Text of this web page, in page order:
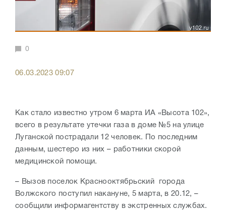
0
06.03.2023 09:07
Как стало известно утром 6 марта ИА «Высота 102»,
всего в результате утечки газа в доме №5 на улице
Луганской пострадали 12 человек. По последним
данным, шестеро из них – работники скорой
медицинской помощи.
– Вызов поселок Краснооктябрьский города
Волжского поступил накануне, 5 марта, в 20.12, –
сообщили информагентству в экстренных службах.